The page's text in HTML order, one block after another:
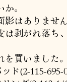
。
はありません
は剥がれ落ち
買いました。
ド(2-115-